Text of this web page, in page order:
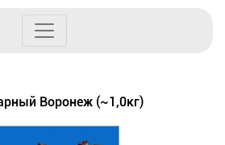
Воронеж (~1,0кг)